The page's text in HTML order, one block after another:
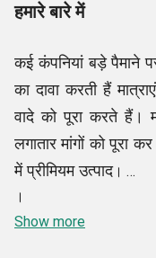
हमारे बारे में
कई कंपनियां बड़े पैमाने
का दावा करती हैं
वादे को पूरा करते हैं।
लगातार मांगों को पूरा
में प्रीमियम उत्पाद।
1996 से, हमने खुद को
।
Show more